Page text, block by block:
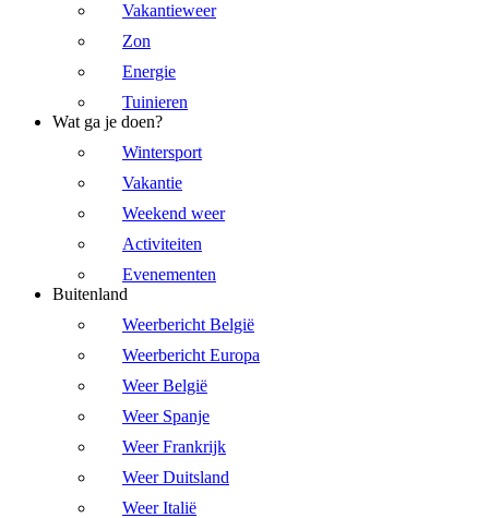
Vakantieweer
Zon
Energie
Tuinieren
Wat ga je doen?
Wintersport
Vakantie
Weekend weer
Activiteiten
Evenementen
Buitenland
Weerbericht België
Weerbericht Europa
Weer België
Weer Spanje
Weer Frankrijk
Weer Duitsland
Weer Italië